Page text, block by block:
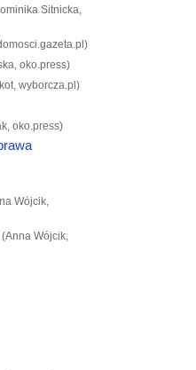
Sitnicka,
)
oko.press)
wyborcza.pl)
oko.press)
Wójcik,
(Anna Wójcik,